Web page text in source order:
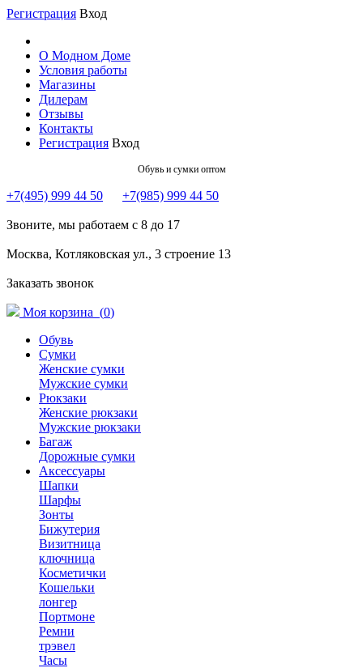
Регистрация Вход
О Модном Доме
Условия работы
Магазины
Дилерам
Отзывы
Контакты
Регистрация Вход
Обувь и сумки оптом
+7(495) 999 44 50 +7(985) 999 44 50
Звоните, мы работаем с 8 до 17
Москва, Котляковская ул., 3 строение 13
Заказать звонок
Моя корзина (0)
Обувь
Сумки
Женские сумки
Мужские сумки
Рюкзаки
Женские рюкзаки
Мужские рюкзаки
Багаж
Дорожные сумки
Аксессуары
Шапки
Шарфы
Зонты
Бижутерия
Визитница
ключница
Косметички
Кошельки
лонгер
Портмоне
Ремни
трэвел
Часы